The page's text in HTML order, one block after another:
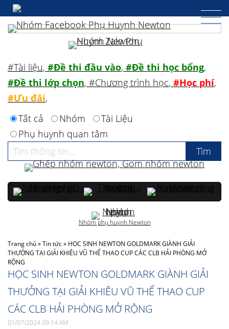
Trang chủ»Tin tức» HỌC SINH NEWTON GOLDMARK GIÀNH GIẢI
THƯỞNG TẠI GIẢI KHIÊU VŨ THỂ THAO CUP CÁC CLB HẢI PHÒNG MỞ
RỘNG
HỌC SINH NEWTON GOLDMARK GIÀNH GIẢI
THƯỞNG TẠI GIẢI KHIÊU VŨ THỂ THAO CUP
CÁC CLB HẢI PHÒNG MỞ RỘNG
01/07/2024 09:14 AM
#Tài liệu, #Đề thi đầu vào, #Đề thi học bổng,
#Đề thi lớp chọn, #Chương trình học, #Học phí,
#Ưu đãi,
Tất cả
Nhóm
Tài Liệu
Phụ huynh quan tâm
Nhóm phụ huynh Newton